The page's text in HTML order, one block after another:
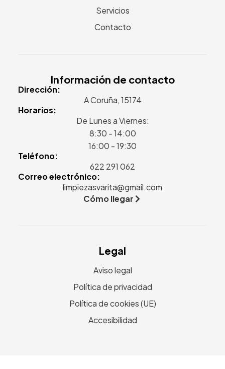
Servicios
Contacto
Información de contacto
Dirección:
A Coruña, 15174
Horarios:
De Lunes a Viernes:
8:30 - 14:00
16:00 - 19:30
Teléfono:
622 291 062
Correo electrónico:
limpiezasvarita@gmail.com
Cómo llegar
Legal
Aviso legal
Política de privacidad
Política de cookies (UE)
Accesibilidad